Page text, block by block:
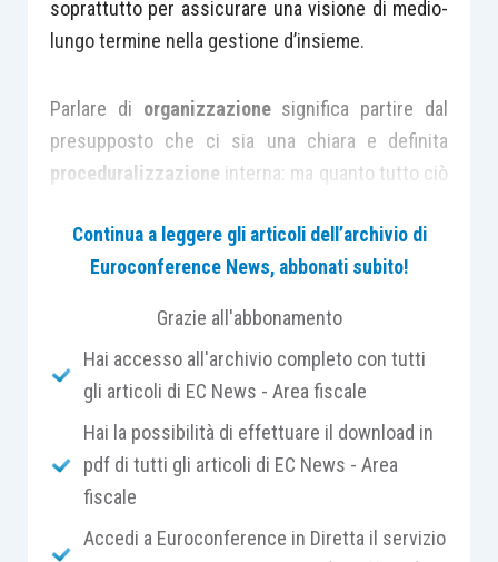
soprattutto per assicurare una visione di medio-
lungo termine nella gestione d’insieme.
Parlare di organizzazionesignifica partire dal
presupposto che ci sia una chiara e definita
proceduralizzazione interna: ma quanto tutto ciò
L’argomento spazia dallagestione interna
capo ai titolari, e che coinvolge unitamente le
unaamministrazione esternadei rapporti con i
stakeholders .
Internamente, dunque, il concetto abbraccia
numerosi ambiti: dal livello di innovazione dello
studio allaleadershipe gestione del team (e
Continua a leggere gli articoli dell’archivio di
Euroconference News, abbonati subito!
Grazie all'abbonamento
Hai accesso all'archivio completo con tutti
gli articoli di EC News - Area fiscale
Hai la possibilità di effettuare il download in
pdf di tutti gli articoli di EC News - Area
fiscale
Accedi a Euroconference in Diretta il servizio